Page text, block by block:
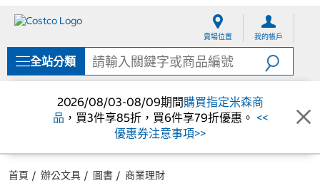
單
賣場位置 我的帳戶
全站分類
2026/08/03-08/09期間購買指定米森商
品 ，買3件享85折，買6件享79折優惠。 <<
優惠券注意事項>>
首頁 辦公文具 圖書 商業理財